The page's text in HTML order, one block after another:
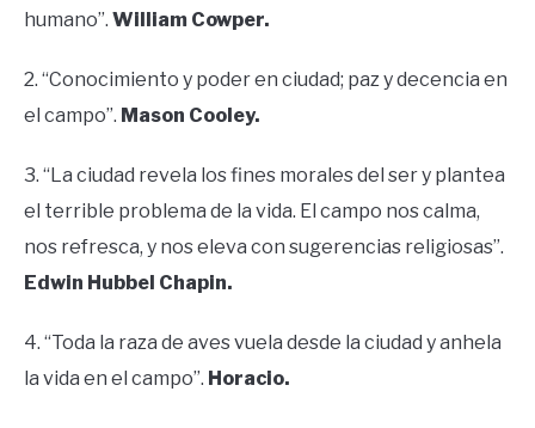
humano”. William Cowper.
2. “Conocimiento y poder en ciudad; paz y decencia en
el campo”. Mason Cooley.
3. “La ciudad revela los fines morales del ser y plantea
el terrible problema de la vida. El campo nos calma,
nos refresca, y nos eleva con sugerencias religiosas”.
Edwin Hubbel Chapin.
4. “Toda la raza de aves vuela desde la ciudad y anhela
la vida en el campo”. Horacio.